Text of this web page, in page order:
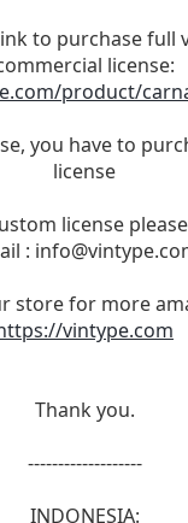
to purchase full
license:
product/
you have to
license
license
:
store for more
vintype.com
Thank you.
-------------------
INDONESIA: